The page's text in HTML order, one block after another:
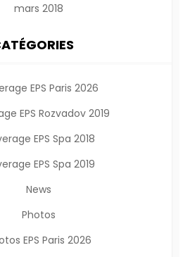
mars 2018
EPS Paris 2026
EPS Rozvadov 2019
EPS Spa 2018
EPS Spa 2019
News
Photos
EPS Paris 2026